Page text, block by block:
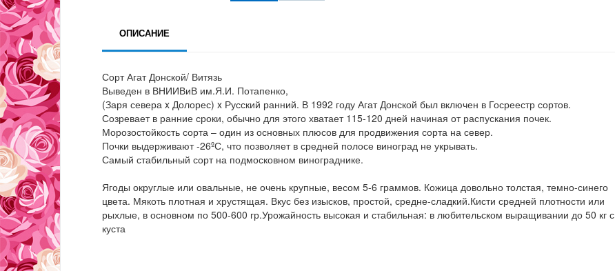
ОПИСАНИЕ
Сорт Агат Донской/ Витязь
Выведен в ВНИИВиВ им.Я.И. Потапенко,
(Заря севера x Долорес) x Русский ранний. В 1992 году Агат Донской был включен в Госреестр сортов.
Созревает в ранние сроки, обычно для этого хватает 115-120 дней начиная от распускания почек.
Морозостойкость сорта – один из основных плюсов для продвижения сорта на север.
Почки выдерживают -26ºС, что позволяет в средней полосе виноград не укрывать.
Самый стабильный сорт на подмосковном винограднике.
Ягоды округлые или овальные, не очень крупные, весом 5-6 граммов. Кожица довольно толстая, темно-синего
цвета. Мякоть плотная и хрустящая. Вкус без изысков, простой, средне-сладкий.Кисти средней плотности или
рыхлые, в основном по 500-600 гр.Урожайность высокая и стабильная: в любительском выращивании до 50 кг с
куста